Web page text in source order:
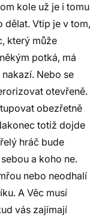
kole už je i tomu
dělat. Vtip je v tom,
který může
potká, má
Nebo se
otevřeně.
obezřetně
totiž dojde
hráč bude
a koho ne.
nebo neodhalí
A Věc musí
vás zajímají